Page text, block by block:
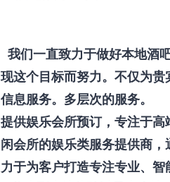
我们一直致力于做好本地酒
现这个目标而努力。不仅为
信息服务。多层次的服务。
提供娱乐会所预订，专注于
闲会所的娱乐类服务提供商
力于为客户打造专注专业、智